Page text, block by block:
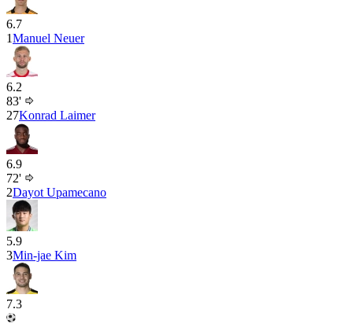
6.7
1Manuel Neuer
6.2
83'
27Konrad Laimer
6.9
72'
2Dayot Upamecano
5.9
3Min-jae Kim
7.3